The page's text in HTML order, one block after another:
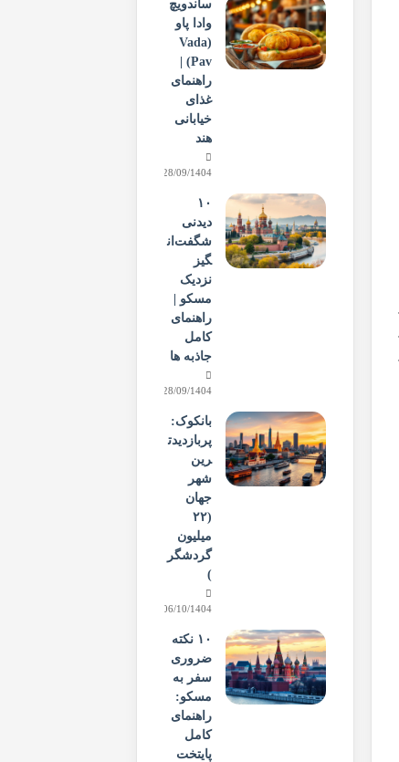
ساندویچ
وادا پاو
(Vada
Pav) |
راهنمای
غذای
خیابانی
هند
28/09/1404
۱۰
دیدنی
شگفت‌ان
گیز
نزدیک
مسکو |
راهنمای
کامل
جاذبه ها
28/09/1404
بانکوک:
پربازدیدت
رین
شهر
جهان
(۲۲
میلیون
گردشگر
)
06/10/1404
۱۰ نکته
ضروری
سفر به
مسکو:
راهنمای
کامل
پایتخت